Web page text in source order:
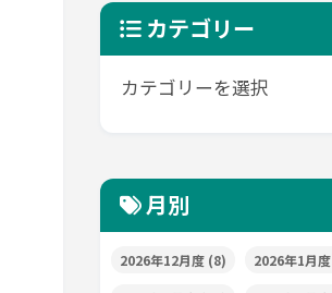
カテゴリー
月別
2026年12月度 (8) 2026年1月度